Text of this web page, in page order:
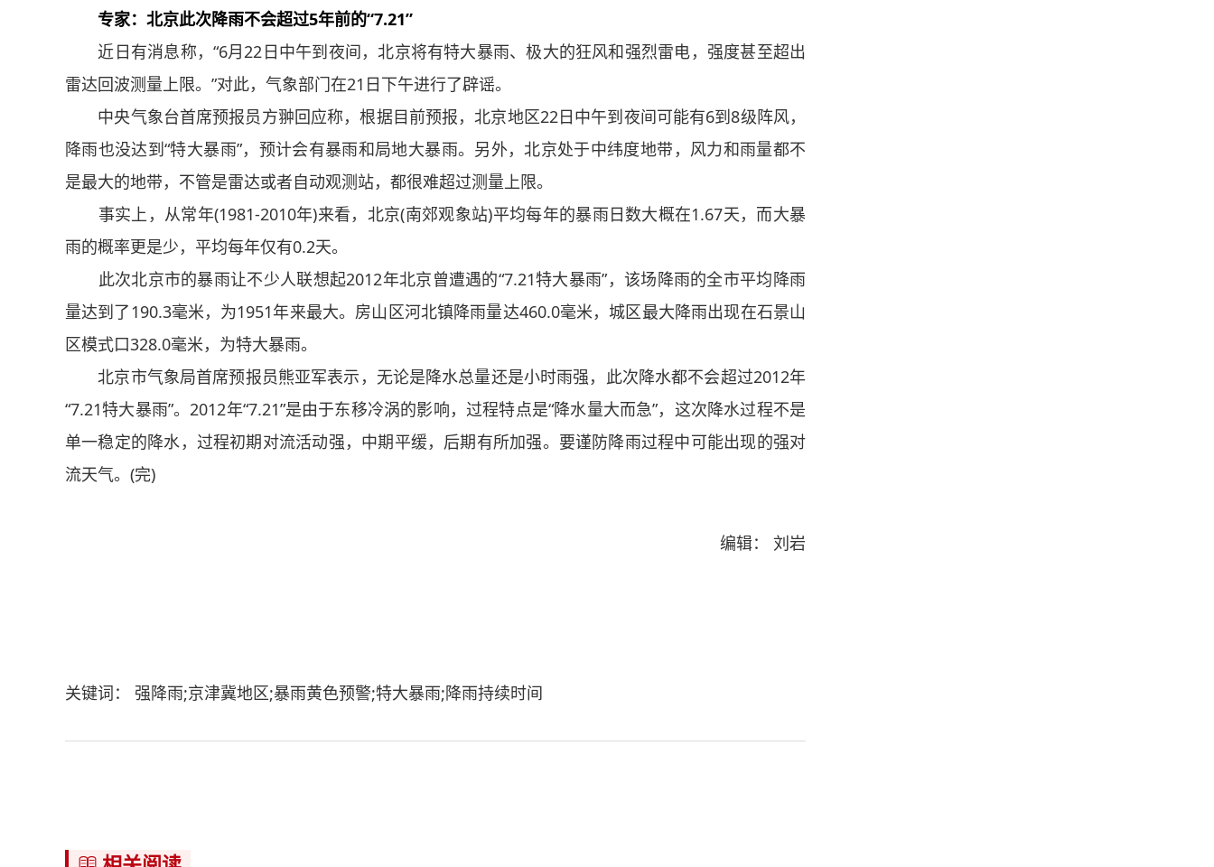
专家：北京此次降雨不会超过5年前的“7.21”
近日有消息称，“6月22日中午到夜间，北京将有特大暴雨、极大的狂风和强烈雷电，强度甚至超出
雷达回波测量上限。”对此，气象部门在21日下午进行了辟谣。
中央气象台首席预报员方翀回应称，根据目前预报，北京地区22日中午到夜间可能有6到8级阵风，
降雨也没达到“特大暴雨”，预计会有暴雨和局地大暴雨。另外，北京处于中纬度地带，风力和雨量都不
是最大的地带，不管是雷达或者自动观测站，都很难超过测量上限。
事实上，从常年(1981-2010年)来看，北京(南郊观象站)平均每年的暴雨日数大概在1.67天，而大暴
雨的概率更是少，平均每年仅有0.2天。
此次北京市的暴雨让不少人联想起2012年北京曾遭遇的“7.21特大暴雨”，该场降雨的全市平均降雨
量达到了190.3毫米，为1951年来最大。房山区河北镇降雨量达460.0毫米，城区最大降雨出现在石景山
区模式口328.0毫米，为特大暴雨。
北京市气象局首席预报员熊亚军表示，无论是降水总量还是小时雨强，此次降水都不会超过2012年
“7.21特大暴雨”。2012年“7.21”是由于东移冷涡的影响，过程特点是“降水量大而急”，这次降水过程不是
单一稳定的降水，过程初期对流活动强，中期平缓，后期有所加强。要谨防降雨过程中可能出现的强对
流天气。(完)
编辑： 刘岩
关键词： 强降雨;京津冀地区;暴雨黄色预警;特大暴雨;降雨持续时间